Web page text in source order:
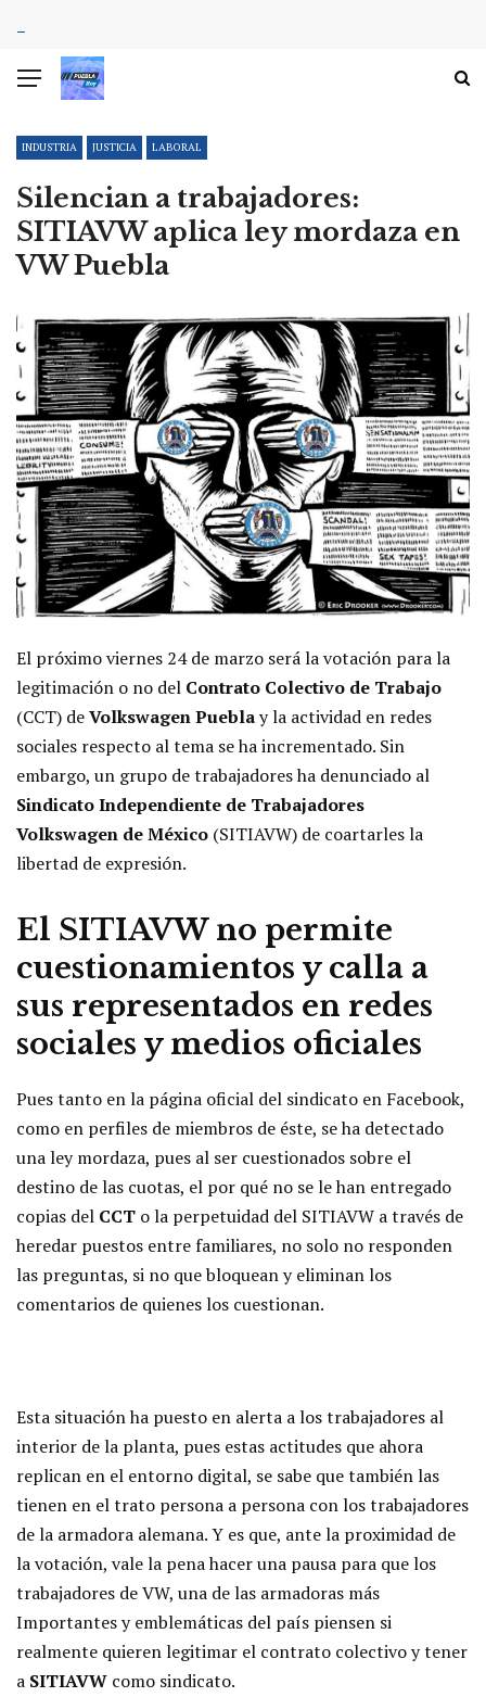
INDUSTRIA JUSTICIA LABORAL
Silencian a trabajadores:
SITIAVW aplica ley mordaza en
VW Puebla
El próximo viernes 24 de marzo será la votación para la
legitimación o no del Contrato Colectivo de Trabajo
(CCT) deVolkswagen Pueblay la actividad en redes
sociales respecto al tema se ha incrementado. Sin
embargo, un grupo de trabajadores ha denunciado al
Sindicato Independiente de Trabajadores
Volkswagen de México (SITIAVW) de coartarles la
libertad de expresión.
El SITIAVW no permite
cuestionamientos y calla a
sus representados en redes
sociales y medios oficiales
Pues tanto en la página oficial del sindicato en Facebook,
como en perfiles de miembros de éste, se ha detectado
una ley mordaza, pues al ser cuestionados sobre el
destino de las cuotas, el por qué no se le han entregado
copias del CCT o la perpetuidad del SITIAVW a través de
heredar puestos entre familiares, no solo no responden
las preguntas, si no que bloquean y eliminan los
comentarios de quienes los cuestionan.
Esta situación ha puesto en alerta a los trabajadores al
interior de la planta, pues estas actitudes que ahora
replican en el entorno digital, se sabe que también las
tienen en el trato persona a persona con los trabajadores
de la armadora alemana. Y es que, ante la proximidad de
la votación, vale la pena hacer una pausa para que los
trabajadores de VW, una de las armadoras más
Importantes y emblemáticas del país piensen si
realmente quieren legitimar el contrato colectivo y tener
a SITIAVW como sindicato.